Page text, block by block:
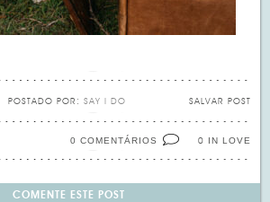
SALVAR POST
POSTADO POR: SAY I DO
0 IN LOVE
0 COMENTÁRIOS
COMENTE ESTE POST